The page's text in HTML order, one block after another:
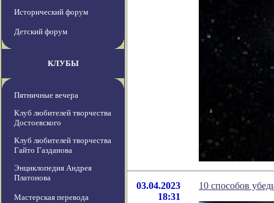
Исторический форум
Детский форум
КЛУБЫ
Пятничные вечера
Клуб любителей творчества
Достоевского
Клуб любителей творчества
Гайто Газданова
Энциклопедия Андрея
Платонова
Мастерская перевода
03.04.2023
18:31
10 способов